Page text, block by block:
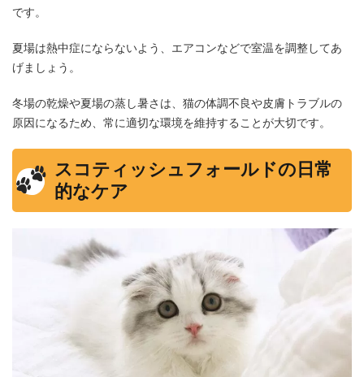
です。
夏場は熱中症にならないよう、エアコンなどで室温を調整してあ
げましょう。
冬場の乾燥や夏場の蒸し暑さは、猫の体調不良や皮膚トラブルの
原因になるため、常に適切な環境を維持することが大切です。
スコティッシュフォールドの日常
的なケア